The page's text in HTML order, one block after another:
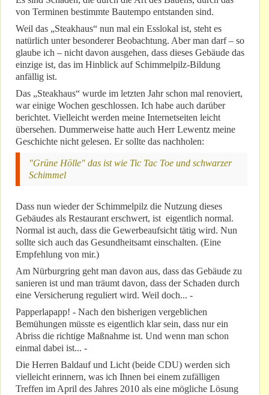
von Terminen bestimmte Bautempo entstanden sind.
Weil das „Steakhaus“ nun mal ein Esslokal ist, steht es
natürlich unter besonderer Beobachtung. Aber man darf – so
glaube ich – nicht davon ausgehen, dass dieses Gebäude das
einzige ist, das im Hinblick auf Schimmelpilz-Bildung
anfällig ist.
Das „Steakhaus“ wurde im letzten Jahr schon mal renoviert,
war einige Wochen geschlossen. Ich habe auch darüber
berichtet. Vielleicht werden meine Internetseiten leicht
übersehen. Dummerweise hatte auch Herr Lewentz meine
Geschichte nicht gelesen. Er sollte das nachholen:
"Grüne Hölle" das ist wie Tic Tac Toe und schwarzer
Schimmel
Dass nun wieder der Schimmelpilz die Nutzung dieses
Gebäudes als Restaurant erschwert, ist eigentlich normal.
Normal ist auch, dass die Gewerbeaufsicht tätig wird. Nun
sollte sich auch das Gesundheitsamt einschalten. (Eine
Empfehlung von mir.)
Am Nürburgring geht man davon aus, dass das Gebäude zu
sanieren ist und man träumt davon, dass der Schaden durch
eine Versicherung reguliert wird. Weil doch... -
Papperlapapp! - Nach den bisherigen vergeblichen
Bemühungen müsste es eigentlich klar sein, dass nur ein
Abriss die richtige Maßnahme ist. Und wenn man schon
einmal dabei ist... -
Die Herren Baldauf und Licht (beide CDU) werden sich
vielleicht erinnern, was ich Ihnen bei einem zufälligen
Treffen im April des Jahres 2010 als eine mögliche Lösung